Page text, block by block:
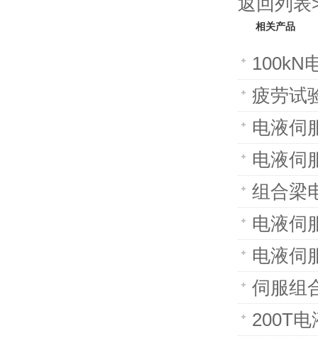
相关产品
100kN
疲劳试
电液伺
电液伺
组合梁
电液伺
电液伺
伺服组
200T电